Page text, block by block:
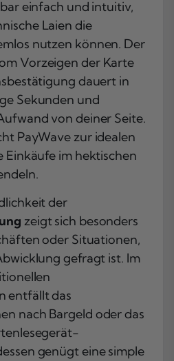
einfach und intuitiv,
Laien die
nutzen können. Der
Vorzeigen der Karte
dauert in
Sekunden und
von deiner Seite.
PayWave zur idealen
Einkäufe im hektischen
der
zeigt sich besonders
oder Situationen,
gefragt ist. Im
entfällt das
nach Bargeld oder das
genügt eine simple